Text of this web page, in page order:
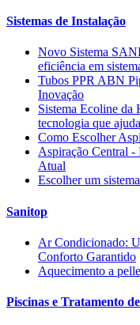
Sistemas de Instalação
Novo Sistema
eficiência em
Tubos PPR ABN
Inovação
Sistema Ecoline da
tecnologia que
Como Escolher
Aspiração Central -
Atual
Escolher um
Sanitop
Ar Condicionado:
Conforto Garantido
Aquecimento a
Piscinas e Tratamento